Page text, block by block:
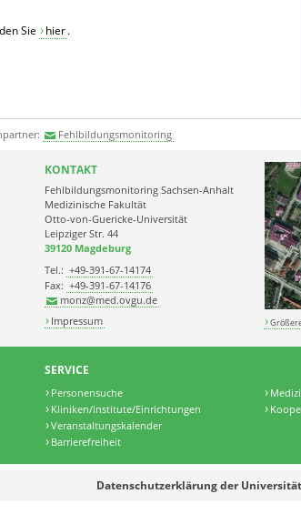
Sie
hier.
Fehlbildungsmonitoring
KONTAKT
Fehlbildungsmonitoring Sachsen-Anhalt
Medizinische Fakultät
Otto-von-Guericke-Universität
Leipziger Str. 44
39120 Magdeburg
Tel.: +49-391-67-14174
Fax: +49-391-67-14176
monz@med.ovgu.de
Impressum
SERVICE
Personensuche
Kliniken/Institute/Einrichtungen
Veranstaltungskalender
Barrierefreiheit
Datenschutzerklärung der